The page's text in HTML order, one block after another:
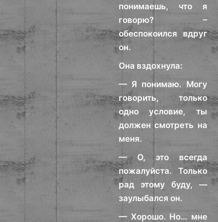
понимаешь, что я
говорю? –
обеспокоился вдруг
он.
Она вздохнула:
— Я понимаю. Могу
говорить, только
одно условие, ты
должен смотреть на
меня.
— О, это всегда
пожалуйста. Только
рад этому буду, —
заулыбался он.
— Хорошо. Но… мне